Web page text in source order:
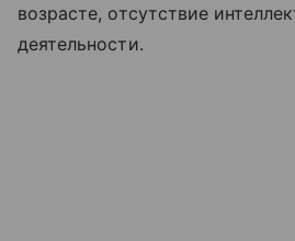
возрасте, отсутствие
деятельности.